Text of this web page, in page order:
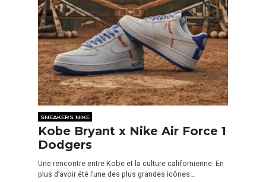
SNEAKERS NIKE
Kobe Bryant x Nike Air Force 1
Dodgers
Une rencontre entre Kobe et la culture californienne. En
plus d’avoir été l’une des plus grandes icônes…